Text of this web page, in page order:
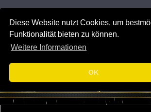
Diese Website nutzt Cookies, um
Funktionalität bieten zu können.
Weitere Informationen
OK
Navigation